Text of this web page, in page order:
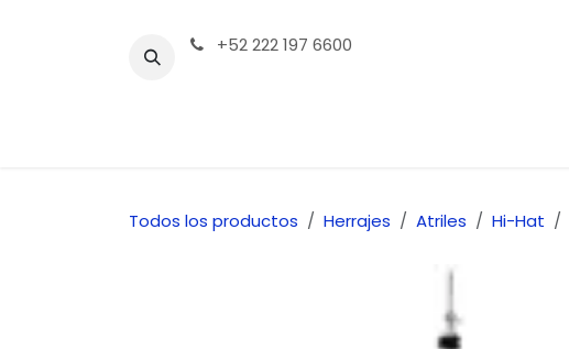
+52 222 197 6600
Todos los productos Herrajes Atriles Hi-Hat